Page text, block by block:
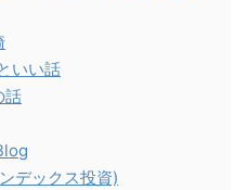
いい話
話
デックス投資)